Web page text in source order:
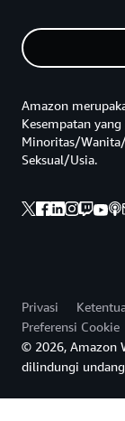
Amazon
Kesempatan
Minoritas/
Seksual/Usia.
Privasi
Preferensi Cookie
© 2026, Amazon
dilindungi